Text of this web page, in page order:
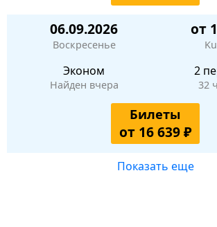
06.09.2026
Воскресенье
от
Эконом
Найден вчера
2
32
Билеты
от 16 639 ₽
Показать еще